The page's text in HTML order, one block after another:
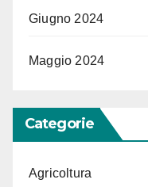
Giugno 2024
Maggio 2024
Categorie
Agricoltura